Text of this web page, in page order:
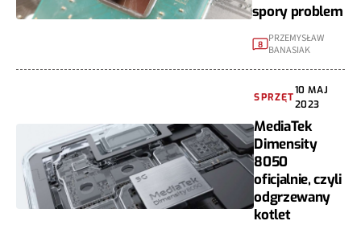
spory problem
8 PRZEMYSŁAW
BANASIAK
SPRZĘT
10 MAJ
2023
MediaTek
Dimensity
8050
oficjalnie, czyli
odgrzewany
kotlet